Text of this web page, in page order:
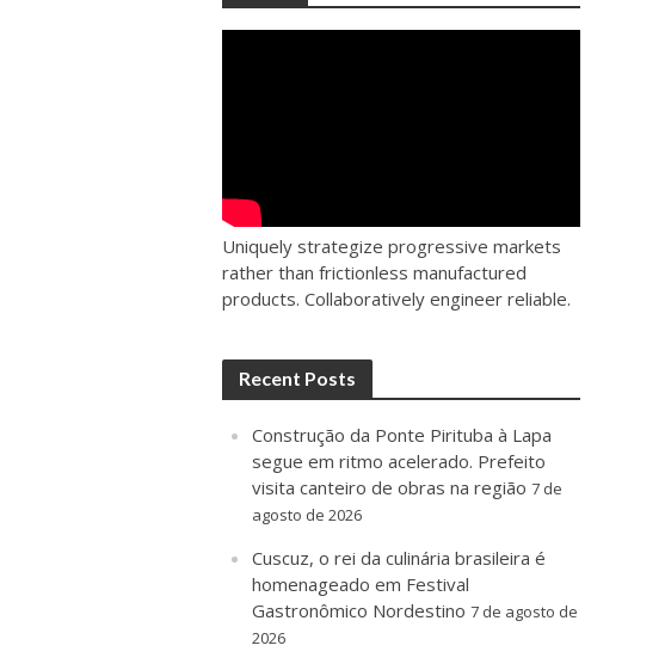
Uniquely strategize progressive markets
rather than frictionless manufactured
products. Collaboratively engineer reliable.
Recent Posts
Construção da Ponte Pirituba à Lapa
segue em ritmo acelerado. Prefeito
visita canteiro de obras na região 7 de
agosto de 2026
Cuscuz, o rei da culinária brasileira é
homenageado em Festival
Gastronômico Nordestino 7 de agosto de
2026